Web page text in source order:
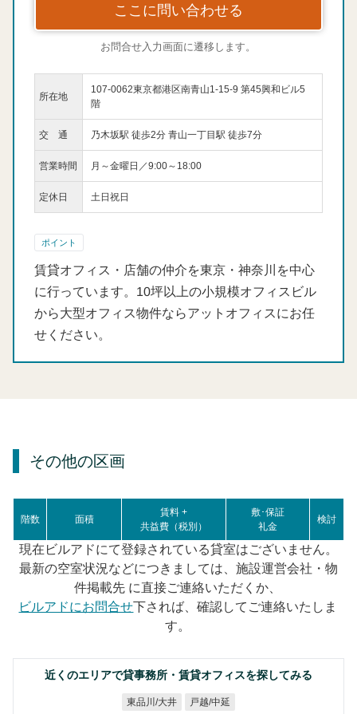
ここに問い合わせる
お問合せ入力画面に遷移します。
所在地
107-0062東京都港区南青山1-15-9 第45興和ビル5
階
交 通 乃木坂駅 徒歩2分 青山一丁目駅 徒歩7分
営業時間 月～金曜日／9:00～18:00
定休日 土日祝日
ポイント
賃貸オフィス・店舗の仲介を東京・神奈川を中心
に行っています。10坪以上の小規模オフィスビル
から大型オフィス物件ならアットオフィスにお任
せください。
その他の区画
階数 面積
賃料 +
共益費（税別）
敷･保証
礼金
検討
現在ビルアドにて登録されている貸室はございません。
最新の空室状況などにつきましては、施設運営会社・物
件掲載先 に直接ご連絡いただくか、
ビルアドにお問合せ下されば、確認してご連絡いたしま
す。
近くのエリアで貸事務所・賃貸オフィスを探してみる
東品川/大井 戸越/中延